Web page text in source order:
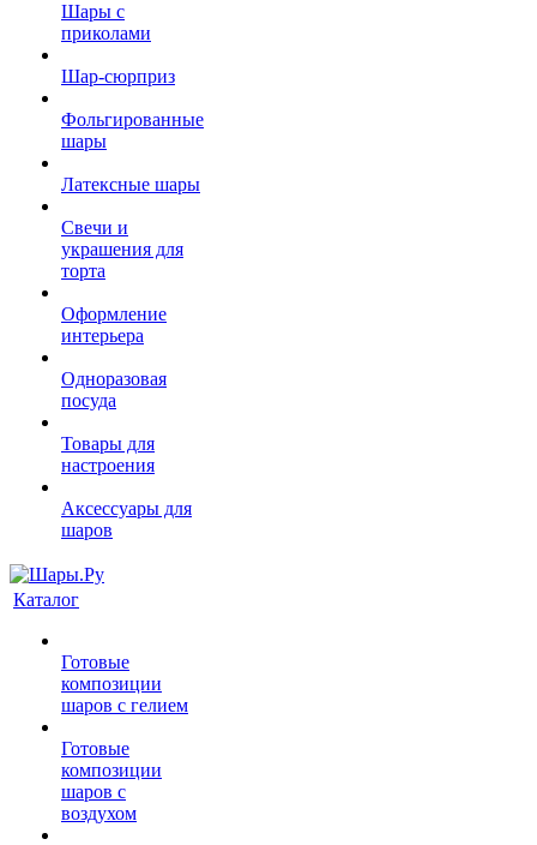
Шары с
приколами
Шар-сюрприз
Фольгированные
шары
Латексные шары
Свечи и
украшения для
торта
Оформление
интерьера
Одноразовая
посуда
Товары для
настроения
Аксессуары для
шаров
Каталог
Готовые
композиции
шаров с гелием
Готовые
композиции
шаров с
воздухом